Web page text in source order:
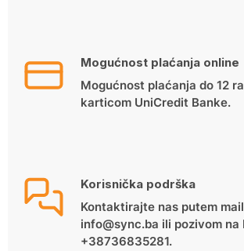
Mogućnost plaćanja online
Mogućnost plaćanja do 12
karticom UniCredit Banke.
Korisnička podrška
Kontaktirajte nas putem
info@sync.ba ili pozivom na
+38736835281.